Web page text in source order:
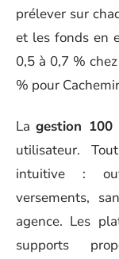
prélever sur
et les fonds en
0,5 à 0,7 %
% pour
Lagestion
utilisateur.
intuitive :
versements,
agence. Les
supports